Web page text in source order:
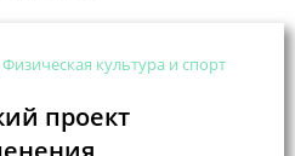
культура и спорт
проект